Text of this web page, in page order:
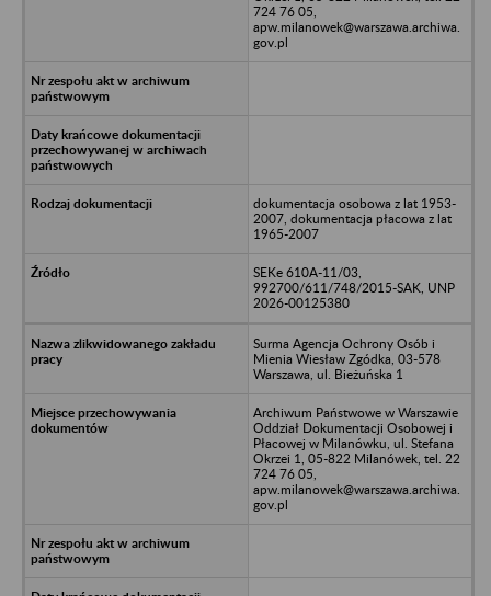
724 76 05,
apw.milanowek@warszawa.archiwa.
gov.pl
dokumentacja osobowa z lat 1953-
2007, dokumentacja płacowa z lat
1965-2007
SEKe 610A-11/03,
992700/611/748/2015-SAK, UNP
2026-00125380
Surma Agencja Ochrony Osób i
Mienia Wiesław Zgódka, 03-578
Warszawa, ul. Bieżuńska 1
Archiwum Państwowe w Warszawie
Oddział Dokumentacji Osobowej i
Płacowej w Milanówku, ul. Stefana
Okrzei 1, 05-822 Milanówek, tel. 22
724 76 05,
apw.milanowek@warszawa.archiwa.
gov.pl